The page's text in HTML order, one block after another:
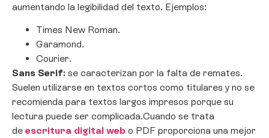
aumentando la legibilidad del texto. Ejemplos:
Times New Roman.
Garamond.
Courier.
Sans Serif: se caracterizan por la falta de remates.
Suelen utilizarse en textos cortos como titulares y no se
recomienda para textos largos impresos porque su
lectura puede ser complicada.Cuando se trata
de escritura digital web o PDF proporciona una mejor